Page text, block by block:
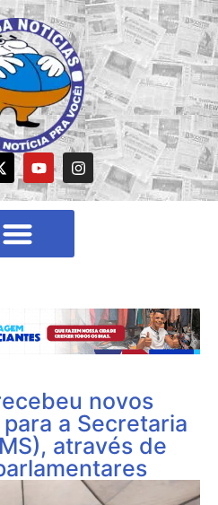
novos
a Secretaria
através de